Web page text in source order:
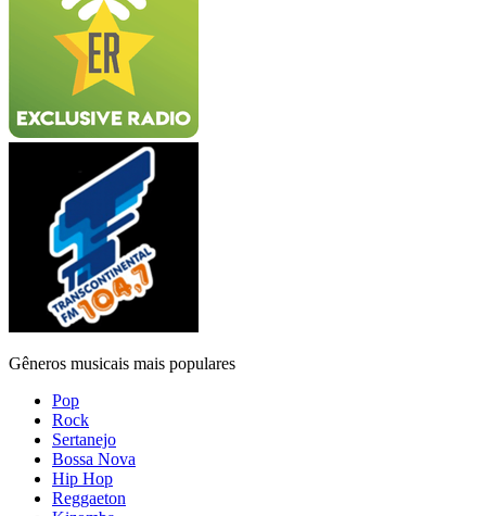
Gêneros musicais mais populares
Pop
Rock
Sertanejo
Bossa Nova
Hip Hop
Reggaeton